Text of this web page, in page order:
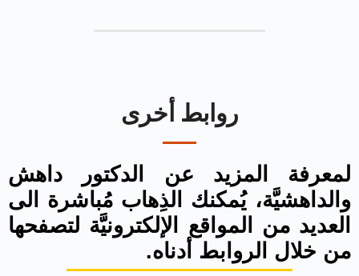
روابط أخرى
لمعرفة المزيد عن الدكتور داهش
والداهشيَّة، يُمكنك الذِهاب مُباشرة الى
العديد من المواقع الإلكترونيَّة لتصفحها
من خلال الروابط أدناه.